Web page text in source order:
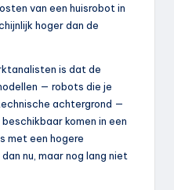
van een huisrobot in
hoger dan de
is dat de
— robots die je
achtergrond —
komen in een
met een hogere
nu, maar nog lang niet